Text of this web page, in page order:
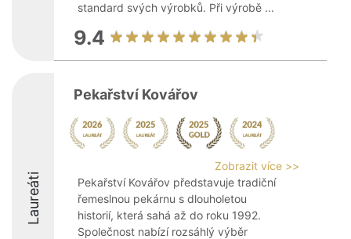
standard svých výrobků. Při výrobě ...
9.4
Laureáti
Pekařství Kovářov
Zobrazit více >>
Pekařství Kovářov představuje tradiční
řemeslnou pekárnu s dlouholetou
historií, která sahá až do roku 1992.
Společnost nabízí rozsáhlý výběr